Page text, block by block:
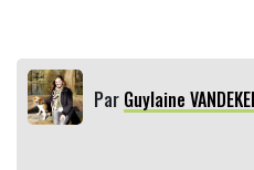
Par Guylaine